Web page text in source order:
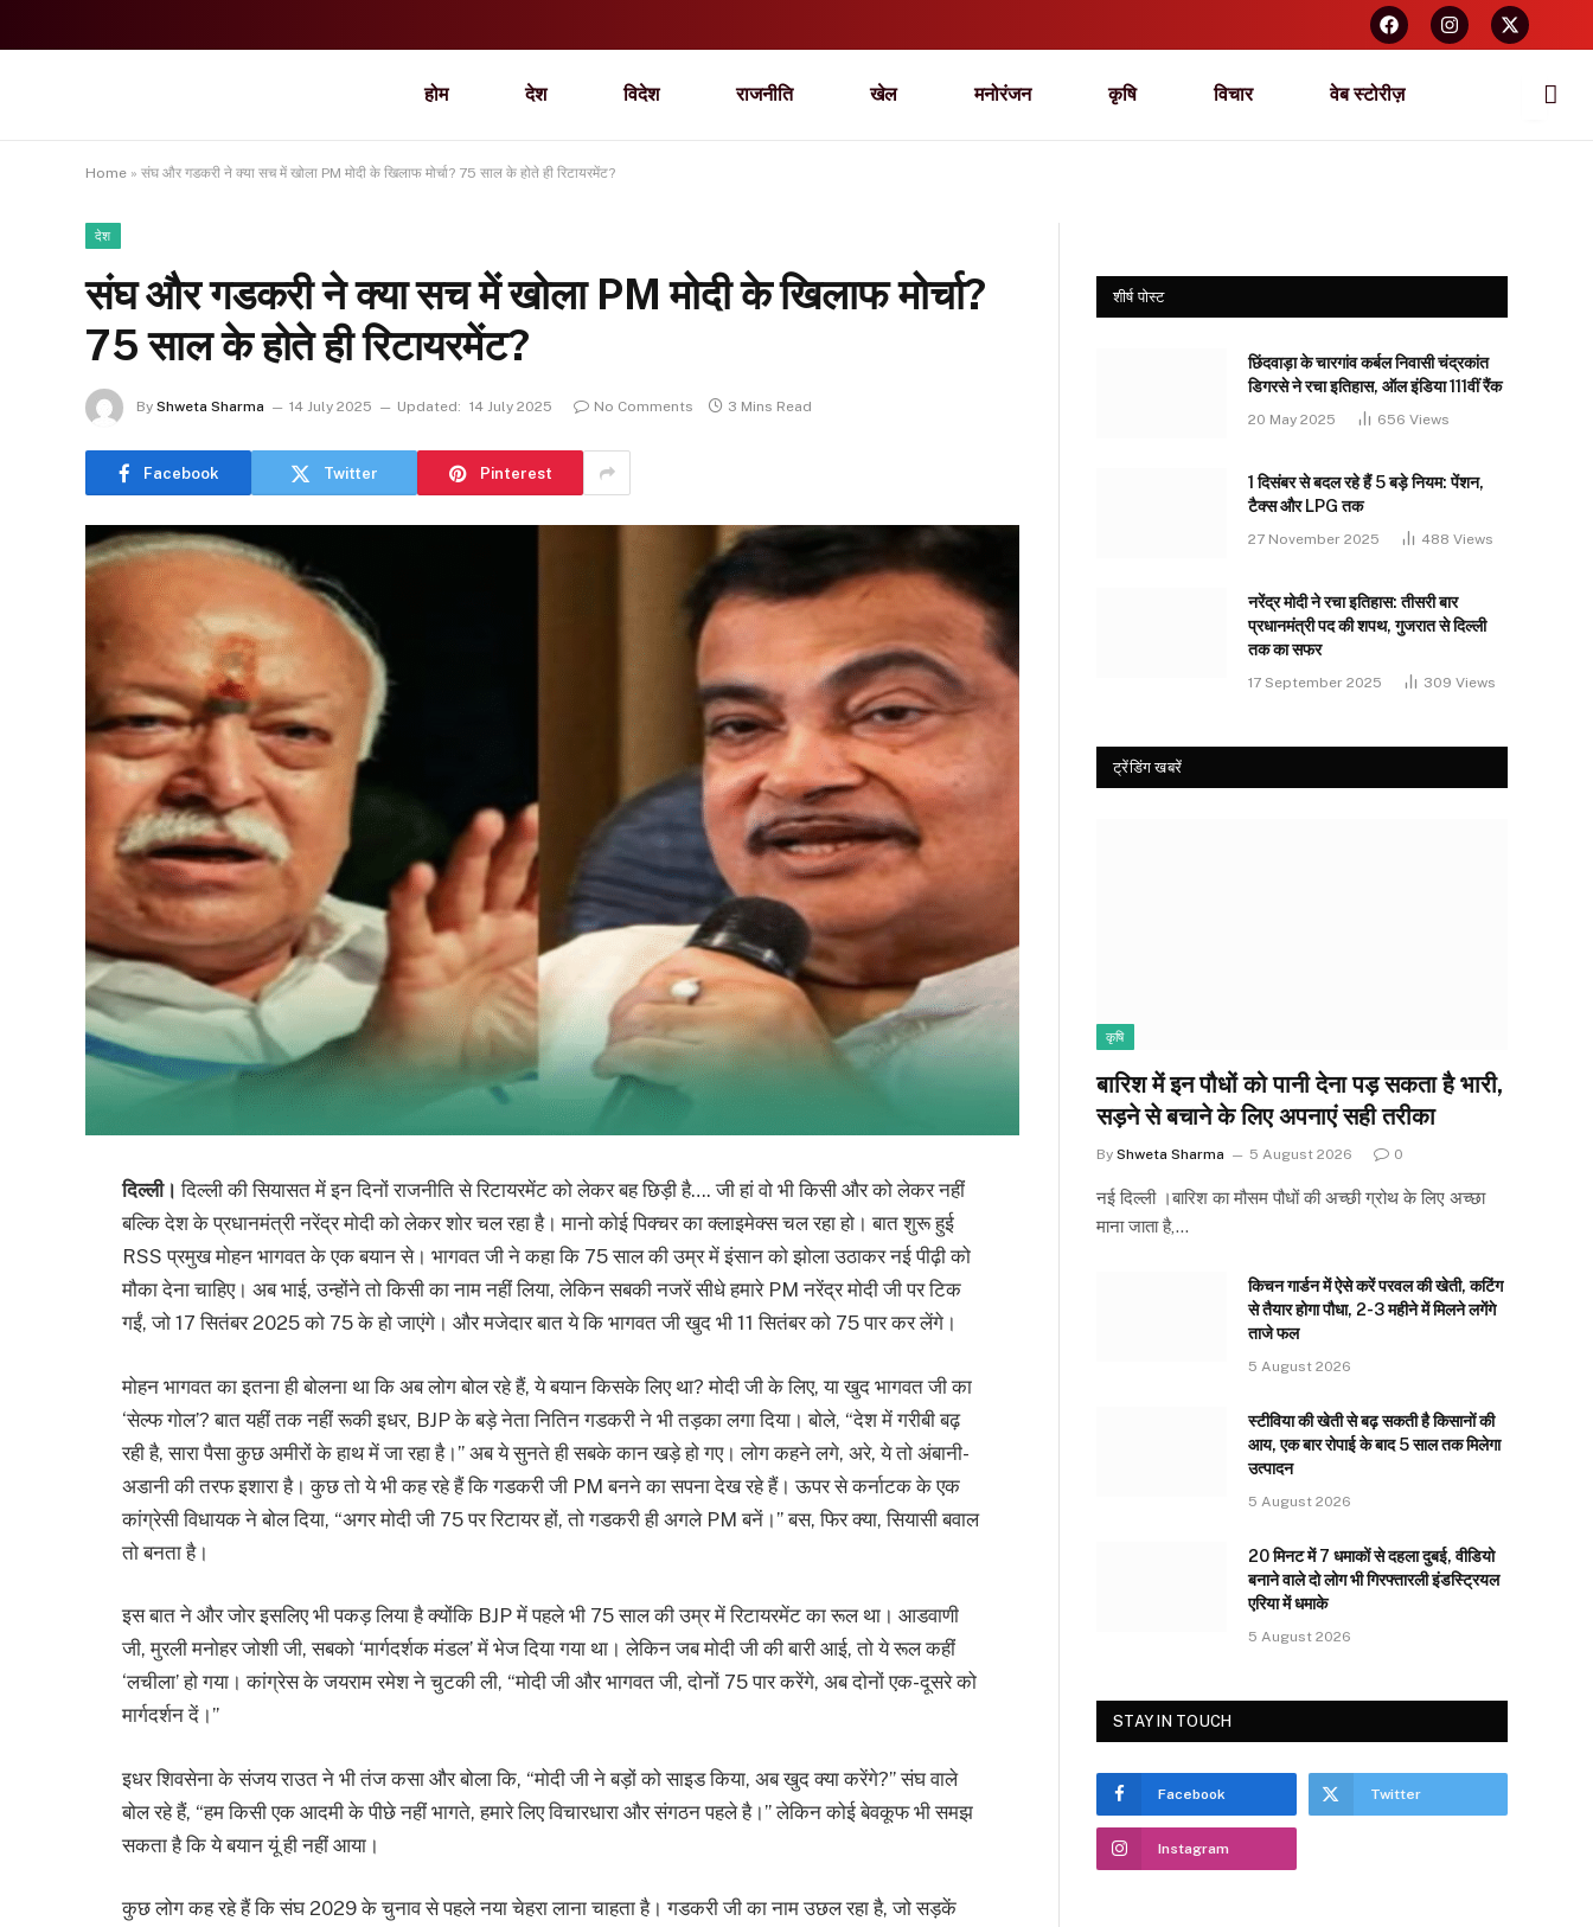
होम देश विदेश राजनीति खेल मनोरंजन कृषि विचार वेब स्टोरीज़
Home » संघ और गडकरी ने क्या सच में खोला PM मोदी के खिलाफ मोर्चा? 75 साल के होते ही रिटायरमेंट?
देश
संघ और गडकरी ने क्या सच में खोला PM मोदी के खिलाफ मोर्चा?
75 साल के होते ही रिटायरमेंट?
By Shweta Sharma 14 July 2025 Updated: 14 July 2025 No Comments 3 Mins Read
Facebook Twitter Pinterest
दिल्ली। दिल्ली की सियासत में इन दिनों राजनीति से रिटायरमेंट को लेकर बह छिड़ी है…. जी हां वो भी किसी और को लेकर नहीं
बल्कि देश के प्रधानमंत्री नरेंद्र मोदी को लेकर शोर चल रहा है। मानो कोई पिक्चर का क्लाइमेक्स चल रहा हो। बात शुरू हुई
RSS प्रमुख मोहन भागवत के एक बयान से। भागवत जी ने कहा कि 75 साल की उम्र में इंसान को झोला उठाकर नई पीढ़ी को
मौका देना चाहिए। अब भाई, उन्होंने तो किसी का नाम नहीं लिया, लेकिन सबकी नजरें सीधे हमारे PM नरेंद्र मोदी जी पर टिक
गईं, जो 17 सितंबर 2025 को 75 के हो जाएंगे। और मजेदार बात ये कि भागवत जी खुद भी 11 सितंबर को 75 पार कर लेंगे।
मोहन भागवत का इतना ही बोलना था कि अब लोग बोल रहे हैं, ये बयान किसके लिए था? मोदी जी के लिए, या खुद भागवत जी का
‘सेल्फ गोल’? बात यहीं तक नहीं रूकी इधर, BJP के बड़े नेता नितिन गडकरी ने भी तड़का लगा दिया। बोले, “देश में गरीबी बढ़
रही है, सारा पैसा कुछ अमीरों के हाथ में जा रहा है।” अब ये सुनते ही सबके कान खड़े हो गए। लोग कहने लगे, अरे, ये तो अंबानी-
अडानी की तरफ इशारा है। कुछ तो ये भी कह रहे हैं कि गडकरी जी PM बनने का सपना देख रहे हैं। ऊपर से कर्नाटक के एक
कांग्रेसी विधायक ने बोल दिया, “अगर मोदी जी 75 पर रिटायर हों, तो गडकरी ही अगले PM बनें।” बस, फिर क्या, सियासी बवाल
तो बनता है।
इस बात ने और जोर इसलिए भी पकड़ लिया है क्योंकि BJP में पहले भी 75 साल की उम्र में रिटायरमेंट का रूल था। आडवाणी
जी, मुरली मनोहर जोशी जी, सबको ‘मार्गदर्शक मंडल’ में भेज दिया गया था। लेकिन जब मोदी जी की बारी आई, तो ये रूल कहीं
‘लचीला’ हो गया। कांग्रेस के जयराम रमेश ने चुटकी ली, “मोदी जी और भागवत जी, दोनों 75 पार करेंगे, अब दोनों एक-दूसरे को
मार्गदर्शन दें।”
इधर शिवसेना के संजय राउत ने भी तंज कसा और बोला कि, “मोदी जी ने बड़ों को साइड किया, अब खुद क्या करेंगे?” संघ वाले
बोल रहे हैं, “हम किसी एक आदमी के पीछे नहीं भागते, हमारे लिए विचारधारा और संगठन पहले है।” लेकिन कोई बेवकूफ भी समझ
सकता है कि ये बयान यूं ही नहीं आया।
कुछ लोग कह रहे हैं कि संघ 2029 के चुनाव से पहले नया चेहरा लाना चाहता है। गडकरी जी का नाम उछल रहा है, जो सड़कें
शीर्ष पोस्ट
छिंदवाड़ा के चारगांव कर्बल निवासी चंद्रकांत
डिगरसे ने रचा इतिहास, ऑल इंडिया 111वीं रैंक
20 May 2025 656 Views
1 दिसंबर से बदल रहे हैं 5 बड़े नियम: पेंशन,
टैक्स और LPG तक
27 November 2025 488 Views
नरेंद्र मोदी ने रचा इतिहास: तीसरी बार
प्रधानमंत्री पद की शपथ, गुजरात से दिल्ली
तक का सफर
17 September 2025 309 Views
ट्रेंडिंग खबरें
कृषि
बारिश में इन पौधों को पानी देना पड़ सकता है भारी,
सड़ने से बचाने के लिए अपनाएं सही तरीका
By Shweta Sharma 5 August 2026 0
नई दिल्ली ।बारिश का मौसम पौधों की अच्छी ग्रोथ के लिए अच्छा
माना जाता है,…
किचन गार्डन में ऐसे करें परवल की खेती, कटिंग
से तैयार होगा पौधा, 2-3 महीने में मिलने लगेंगे
ताजे फल
5 August 2026
स्टीविया की खेती से बढ़ सकती है किसानों की
आय, एक बार रोपाई के बाद 5 साल तक मिलेगा
उत्पादन
5 August 2026
20 मिनट में 7 धमाकों से दहला दुबई, वीडियो
बनाने वाले दो लोग भी गिरफ्तारली इंडस्ट्रियल
एरिया में धमाके
5 August 2026
STAY IN TOUCH
Facebook Twitter
Instagram